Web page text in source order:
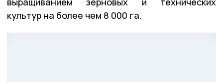
культур на более чем 8 000 га.